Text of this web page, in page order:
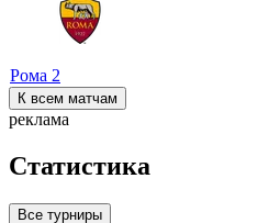
Рома 2
К всем матчам
реклама
Статистика
Все турниры